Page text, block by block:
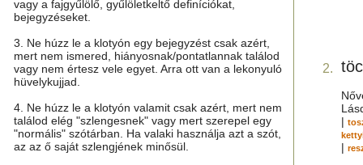
vagy a fajgyűlölő, gyűlöletkeltő definíciókat,
bejegyzéseket.
3. Ne húzz le a klotyón egy bejegyzést csak azért,
mert nem ismered, hiányosnak/pontatlannak találod
vagy nem értesz vele egyet. Arra ott van a lekonyuló
hüvelykujjad.
4. Ne húzz le a klotyón valamit csak azért, mert nem
találod elég "szlengesnek" vagy mert szerepel egy
"normális" szótárban. Ha valaki használja azt a szót,
az az ő saját szlengjének minősül.
2.
|
|